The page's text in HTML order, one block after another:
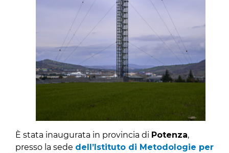
È stata inaugurata in provincia di Potenza,
presso la sede dell’Istituto di Metodologie per